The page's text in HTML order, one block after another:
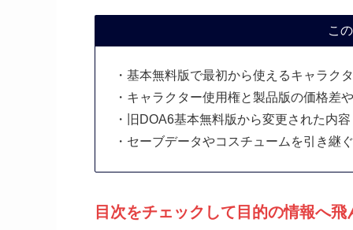
こ
・基本無料版で最初から使えるキャラク
・キャラクター使用権と製品版の価格差
・旧DOA6基本無料版から変更された内容
・セーブデータやコスチュームを引き継
目次をチェックして目的の情報へ飛